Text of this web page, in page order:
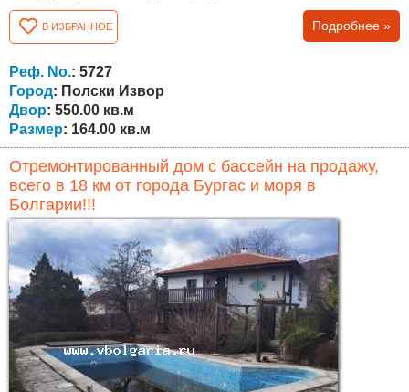
строительства "без внутренней отделки”, по желанию
клиента и за дополнительную оплату будет завершена
“под ключ". Дом находится в конце села возле
асфальтированной дороги и будет построен из
В ИЗБРАННОЕ Подробнее »
Реф. No.: 5727
Город: Полски Извор
Двор: 550.00 кв.м
Размер: 164.00 кв.м
Отремонтированный дом с бассейн на продажу,
всего в 18 км от города Бургас и моря в
Болгарии!!!